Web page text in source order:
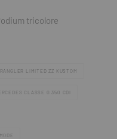
tricolore
LIMITED ZZ KUSTOM
CLASSE G 350 CDI